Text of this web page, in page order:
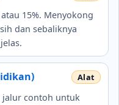
15%. Menyokong
dan sebaliknya
jalur contoh untuk